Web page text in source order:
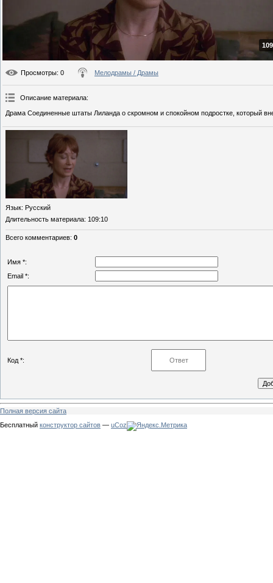
Просмотры: 0 Мелодрамы / Драмы
Описание материала:
Драма Соединенные штаты Лиланда о скромном и спокойном подростке, который
Язык: Русский
Длительность материала: 109:10
Всего комментариев: 0
Имя *:
Email *:
Код *:
Полная версия сайта
Бесплатный конструктор сайтов — uCoz